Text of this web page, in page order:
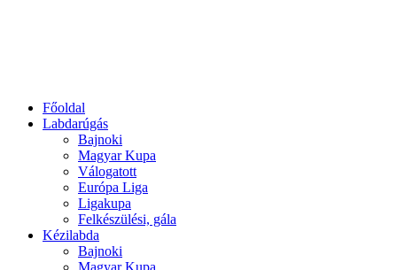
Főoldal
Labdarúgás
Bajnoki
Magyar Kupa
Válogatott
Európa Liga
Ligakupa
Felkészülési, gála
Kézilabda
Bajnoki
Magyar Kupa